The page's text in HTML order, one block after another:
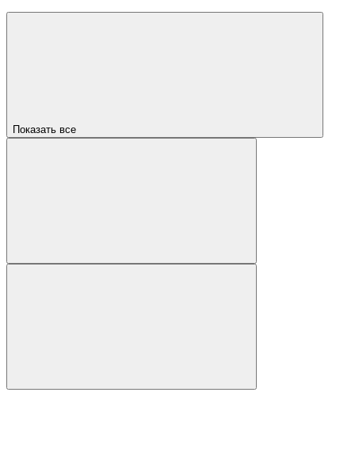
Показать все